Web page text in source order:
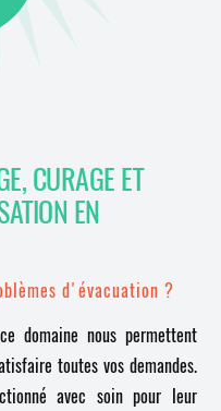
CURAGE ET
EN
d'évacuation ?
domaine nous permettent
toutes vos demandes.
avec soin pour leur